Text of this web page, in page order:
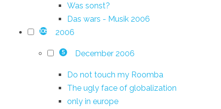
Was sonst?
Das wars - Musik 2006
108 2006
5 December 2006
Do not touch my Roomba
The ugly face of globalization
only in europe